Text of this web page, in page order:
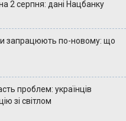
2 серпня: дані Нацбанку
запрацюють по-новому: що
проблем: українців
зі світлом